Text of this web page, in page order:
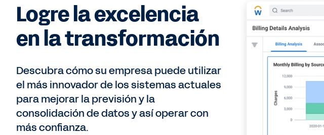
Logre la excelencia
en la transformación
Descubra cómo su empresa puede utilizar
el más innovador de los sistemas actuales
para mejorar la previsión y la
consolidación de datos y así operar con
más confianza.